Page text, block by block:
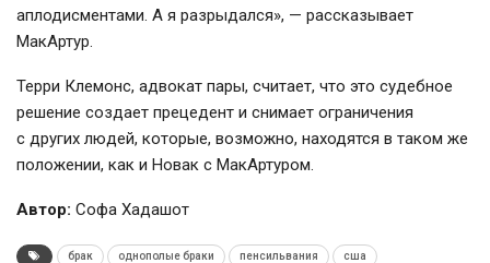
аплодисментами. А я разрыдался», — рассказывает
МакАртур.
Терри Клемонс, адвокат пары, считает, что это судебное
решение создает прецедент и снимает ограничения
с других людей, которые, возможно, находятся в таком же
положении, как и Новак с МакАртуром.
Автор: Софа Хадашот
брак однополые браки пенсильвания сша